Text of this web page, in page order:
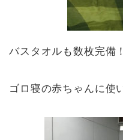
バスタオルも数枚完備！
ゴロ寝の赤ちゃんに使